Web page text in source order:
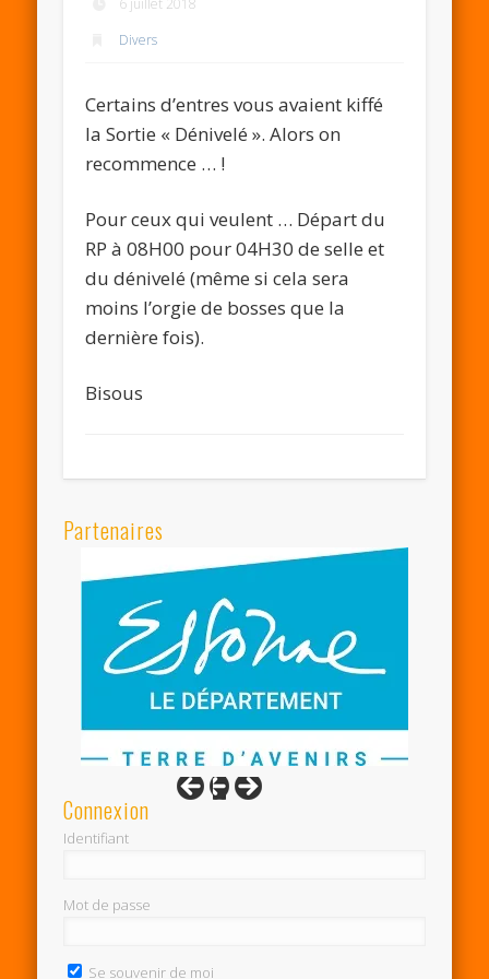
Divers
Certains d’entres vous avaient kiffé
la Sortie « Dénivelé ». Alors on
recommence … !
Pour ceux qui veulent … Départ du
RP à 08H00 pour 04H30 de selle et
du dénivelé (même si cela sera
moins l’orgie de bosses que la
dernière fois).
Bisous
Partenaires
Connexion
Identifiant
Mot de passe
Se souvenir de moi